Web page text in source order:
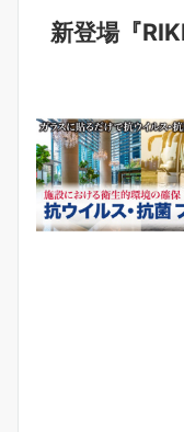
新登場『